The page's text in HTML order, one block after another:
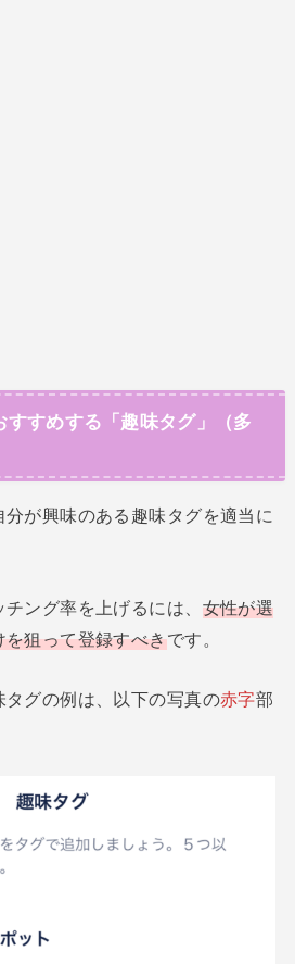
すすめする「趣味タグ」（多
が興味のある趣味タグを適当に
ング率を上げるには、 女性が選
狙って登録すべきです。
グの例は、以下の写真の赤字部